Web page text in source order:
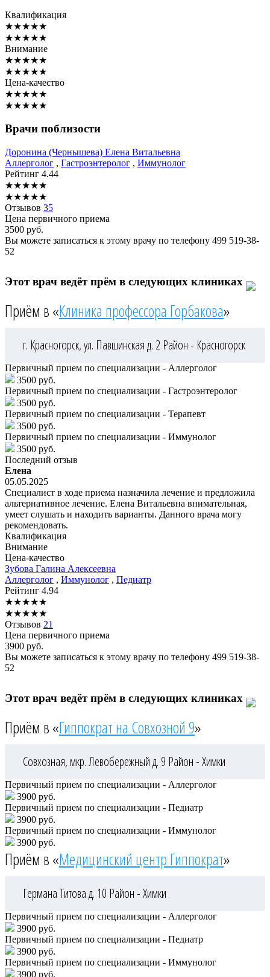
Квалификация
★★★★★
★★★★★
Внимание
★★★★★
★★★★★
Цена-качество
★★★★★
★★★★★
Врачи поблизости
Доронина (Чернышева) Елена Витальевна
Аллерголог , Гастроэнтеролог , Иммунолог
Рейтинг 4.44
★★★★★
★★★★★
Отзывов 35
Цена первичного приема
3500 руб.
Вы можете записаться к этому врачу по телефону 499 519-38-
52
Этот врач ведёт прём в следующих клиниках
Приём в «Клиника профессора Горбакова»
г. Красногорск, ул. Павшинская д. 2 Район - Красногорск
Первичный прием по специализации - Аллерголог
3500 руб.
Первичный прием по специализации - Гастроэнтеролог
3500 руб.
Первичный прием по специализации - Терапевт
3500 руб.
Первичный прием по специализации - Иммунолог
3500 руб.
Последний отзыв
Елена
05.05.2025
Специалист в ходе приема назначила лечение и предложила
альтернативное лечение. Елена Витальевна внимательная,
умеет слушать и находить варианты. Данного врача могу
рекомендовать.
Квалификация
Внимание
Цена-качество
Зубова Галина Алексеевна
Аллерголог , Иммунолог , Педиатр
Рейтинг 4.94
★★★★★
★★★★★
Отзывов 21
Цена первичного приема
3900 руб.
Вы можете записаться к этому врачу по телефону 499 519-38-
52
Этот врач ведёт прём в следующих клиниках
Приём в «Гиппократ на Совхозной 9»
Совхозная, мкр. Левобережный д. 9 Район - Химки
Первичный прием по специализации - Аллерголог
3900 руб.
Первичный прием по специализации - Педиатр
3900 руб.
Первичный прием по специализации - Иммунолог
3900 руб.
Приём в «Медицинский центр Гиппократ»
Германа Титова д. 10 Район - Химки
Первичный прием по специализации - Аллерголог
3900 руб.
Первичный прием по специализации - Педиатр
3900 руб.
Первичный прием по специализации - Иммунолог
3900 руб.